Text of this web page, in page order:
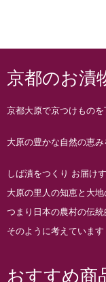
京都のお漬
京都大原で京つけものを
大原の豊かな自然の恵み
しば漬をつくり お届け
大原の里人の知恵と大
つまり日本の農村の伝
そのように考えています
おすすめ商